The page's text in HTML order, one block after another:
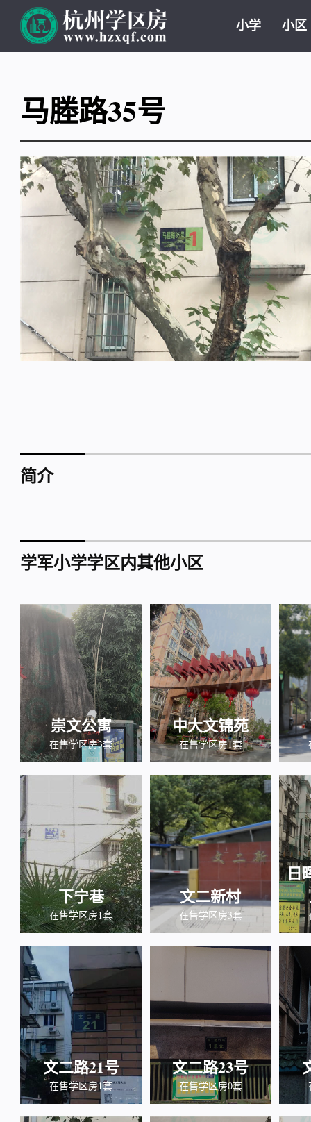
小学 小区
马塍路35号
简介
学军小学学区内其他小区
崇文公寓
在售学区房3套
中大文锦苑
在售学区房1套
下宁巷
在售学区房1套
文二新村
在售学区房3套
日
文二路21号
在售学区房1套
文二路23号
在售学区房0套